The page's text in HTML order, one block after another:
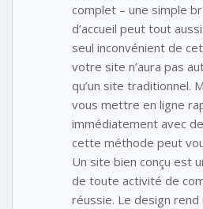
complet – une simple
d’accueil peut tout
seul inconvénient de
votre site n’aura pas
qu’un site traditionnel.
vous mettre en ligne
immédiatement avec
cette méthode peut
Un site bien conçu est
de toute activité de
réussie. Le design rend